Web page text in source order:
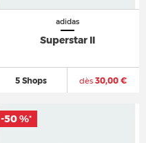
adidas
Superstar II
5 Shops dès 30,00 €
-50 %*